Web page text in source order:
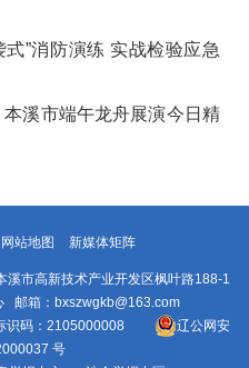
”消防演练 实战检验应急
溪市端午龙舟展演今日精
网站地图 新媒体矩阵
市高新技术产业开发区枫叶路188-1
邮箱：bxszwgkb@163.com
码：2105000008
辽公网安
号